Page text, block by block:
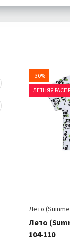
-30%
ЛЕТНЯЯ
Лето
Лето
104-110